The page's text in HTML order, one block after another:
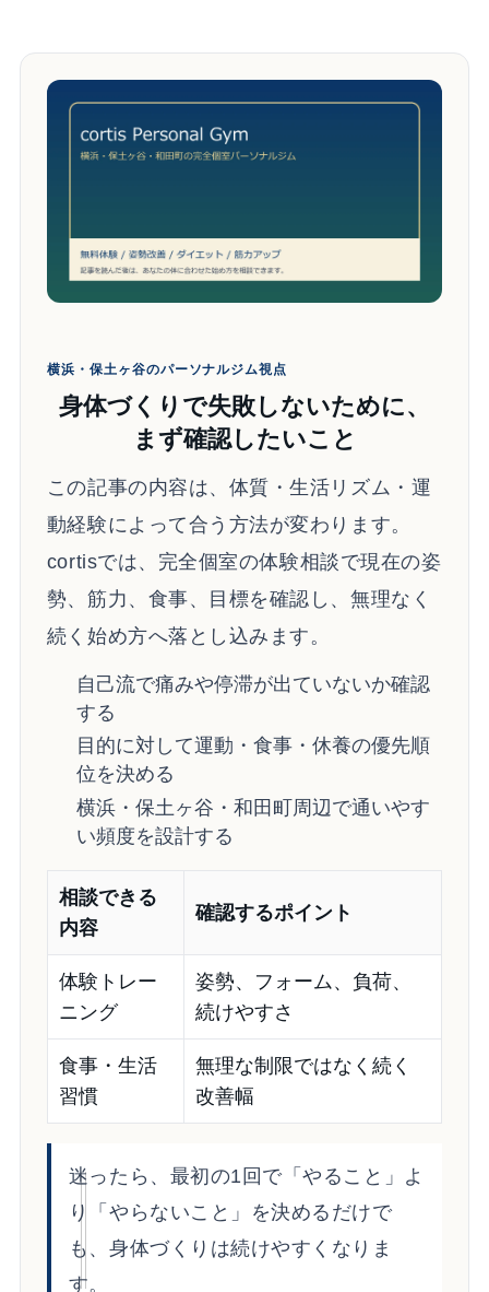
横浜・保土ヶ谷のパーソナルジム視点
身体づくりで失敗しないために、
まず確認したいこと
この記事の内容は、体質・生活リズム・運
動経験によって合う方法が変わります。
cortisでは、完全個室の体験相談で現在の姿
勢、筋力、食事、目標を確認し、無理なく
続く始め方へ落とし込みます。
自己流で痛みや停滞が出ていないか確認
する
目的に対して運動・食事・休養の優先順
位を決める
横浜・保土ヶ谷・和田町周辺で通いやす
い頻度を設計する
相談できる
内容
確認するポイント
体験トレー
ニング
姿勢、フォーム、負荷、
続けやすさ
食事・生活
習慣
無理な制限ではなく続く
改善幅
迷ったら、最初の1回で「やること」よ
り「やらないこと」を決めるだけで
も、身体づくりは続けやすくなりま
す。